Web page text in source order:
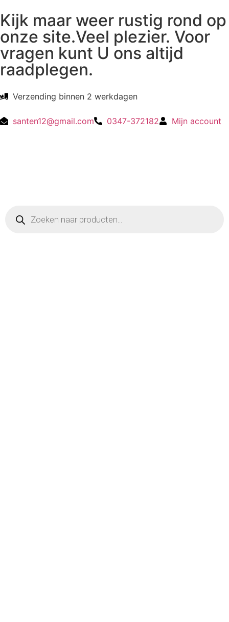
Kijk maar weer rustig rond op
onze site.Veel plezier. Voor
vragen kunt U ons altijd
raadplegen.
Verzending binnen 2 werkdagen
santen12@gmail.com 0347-372182 Mijn account